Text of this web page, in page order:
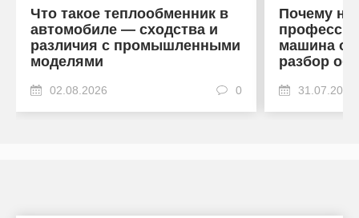
Что такое теплообменник в
автомобиле — сходства и
различия с промышленными
моделями
02.08.2026 0
Почему на
машина
разбор
31.07.2026